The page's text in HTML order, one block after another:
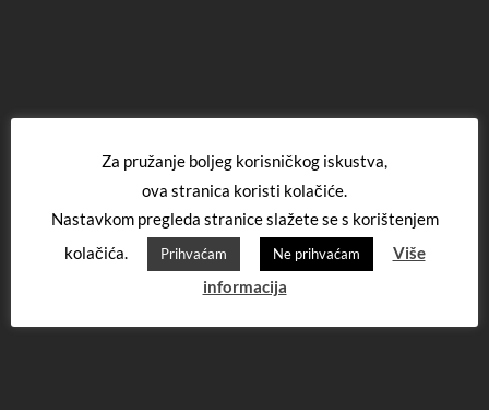
Za pružanje boljeg korisničkog iskustva,
ova stranica koristi kolačiće.
Nastavkom pregleda stranice slažete se s korištenjem
kolačića.
Prihvaćam Ne prihvaćam
Više
informacija